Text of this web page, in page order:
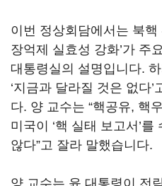
이번 정상회담에서는 북핵
장억제 실효성 강화’가 주
대통령실의 설명입니다.
‘지금과 달라질 것은 없다’
다. 양 교수는 “핵공유, 핵
미국이 ‘핵 실태 보고서’
않다”고 잘라 말했습니다.
양 교수는 윤 대통령이 전